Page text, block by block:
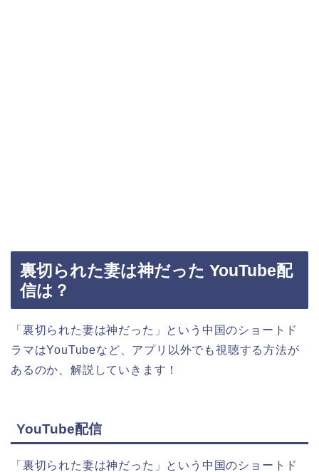
裏切られた妻は神だった YouTube配
信は？
「裏切られた妻は神だった」という中国のショートド
ラマはYouTubeなど、アプリ以外でも視聴する方法が
あるのか、解説していきます！
YouTube配信
「裏切られた妻は神だった」という中国のショートド